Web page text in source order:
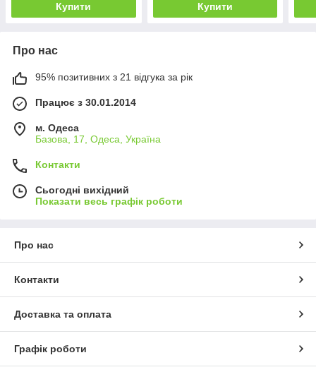
Купити Купити
Про нас
95% позитивних з 21 відгука за рік
Працює з 30.01.2014
м. Одеса
Базова, 17, Одеса, Україна
Контакти
Сьогодні вихідний
Показати весь графік роботи
Про нас
Контакти
Доставка та оплата
Графік роботи